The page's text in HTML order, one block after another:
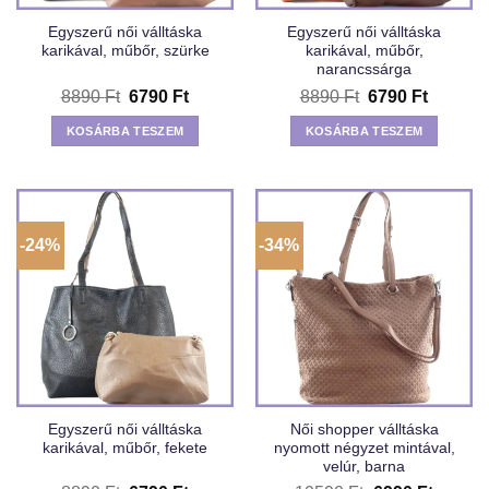
Egyszerű női válltáska
karikával, műbőr, szürke
8890Ft Original
price
was:
8890 Ft.
6790 FtCurrent
price
6790 Ft.
KOSÁRBA TESZEM
Egyszerű női válltáska
karikával, műbőr,
narancssárga
8890Ft Original
price
was:
8890 Ft.
6790 FtCurrent
price
6790
KOSÁRBA TESZEM
-24%
Egyszerű női válltáska
karikával, műbőr, fekete
-34%
Női shopper válltáska
nyomott négyzet mintával,
velúr, barna